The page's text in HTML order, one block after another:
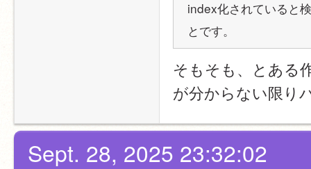
index化されていると
とです。
そもそも、とある
が分からない限り
Sept. 28, 2025 23:32:02